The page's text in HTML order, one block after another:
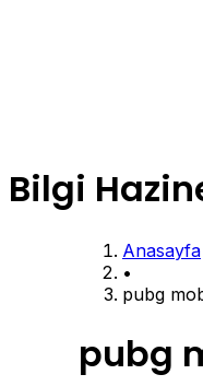
Bilgi
Anasayfa
•
pubg
pubg